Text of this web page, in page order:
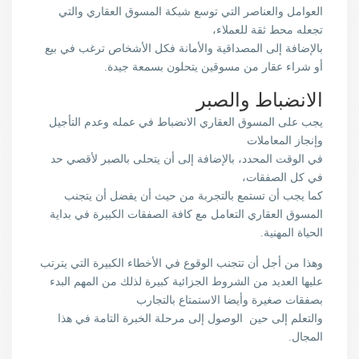
العوامل والعناصر التي توسع شبكة المسوق العقاري والتي
تجعله محط ثقة للعملاء،
بالإضافة إلى المصداقية والأمانة فكل الأشخاص ترغب في بيع
أو شراء عقار من مسوقين يتحلون بسمعة جيدة.
الانضباط والصبر
يجب على المسوق العقاري الانضباط في عمله وعدم التأجيل
وإنجاز المعاملات
في الوقت المحدد، بالإضافة إلى أن يتحلى بالصبر لأقصي حد
في كل الصفقات،
كما يجب أن تستمع بالتجربة من حيث أن يفضل أن يتجنب
المسوق العقاري التعامل مع كافة الصفقات الكبيرة في بداية
الحياة المهنية.
وهذا من أجل أن تتجنب الوقوع في الأخطاء الكبيرة التي يترتب
عليها العديد من الشروط الجزائية كبيرة لذلك من المهم البدء
بصفقات صغيرة وأيضا الاستمتاع بالتجارب
والتعلم إلى حين الوصول إلى مرحلة الخبرة التامة في هذا
المجال.